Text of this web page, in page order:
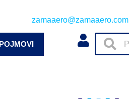
zamaaero@zamaaero.com